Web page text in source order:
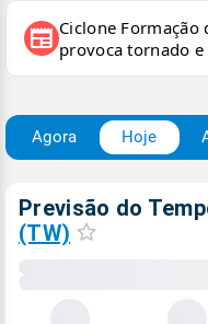
newspaper Ciclone
provoca tornado
no RS
Agora Hoje
Previsão do
(TW)